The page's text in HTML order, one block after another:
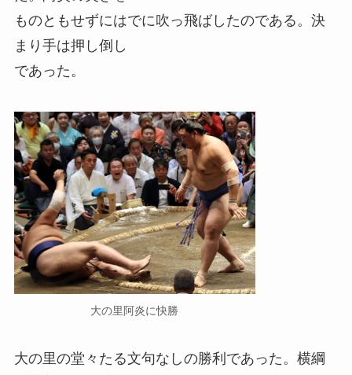
ものともせずにはでに吹っ飛ばしたのである。決
まり手は押し倒し
であった。
大の里阿炎に快勝
大の里の堂々たる文句なしの勝利であった。横綱